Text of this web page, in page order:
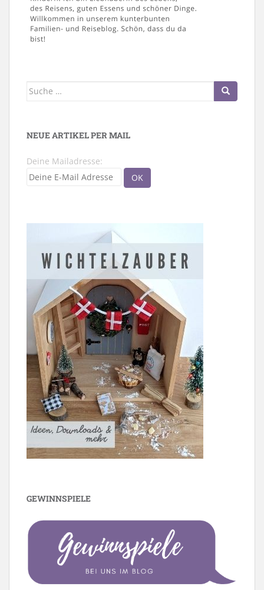
Suche
NEUE ARTIKEL PER MAIL
Deine Mailadresse:
GEWINNSPIELE